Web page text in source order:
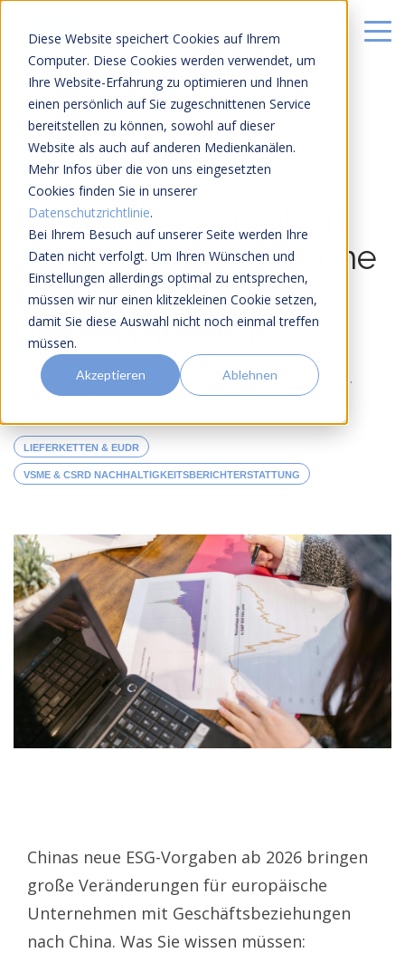
Diese Website speichert Cookies auf Ihrem
Computer. Diese Cookies werden verwendet, um
Ihre Website-Erfahrung zu optimieren und Ihnen
einen persönlich auf Sie zugeschnittenen Service
bereitstellen zu können, sowohl auf dieser
Website als auch auf anderen Medienkanälen.
Mehr Infos über die von uns eingesetzten
Cookies finden Sie in unserer
Datenschutzrichtlinie.
Bei Ihrem Besuch auf unserer Seite werden Ihre
Daten nicht verfolgt. Um Ihren Wünschen und
Einstellungen allerdings optimal zu entsprechen,
müssen wir nur einen klitzekleinen Cookie setzen,
damit Sie diese Auswahl nicht noch einmal treffen
müssen.
Akzeptieren Ablehnen
14 MIN LESEZEIT
China ESG-Vorgaben
2026: Was europäische
Unternehmen jetzt
planen müssen
Von Johannes Fiegenbaum am21.06.25 05:02 ·
Zuletzt aktualisiert 22. Juni 2026
LIEFERKETTEN & EUDR
VSME & CSRD NACHHALTIGKEITSBERICHTERSTATTUNG
Chinas neue ESG-Vorgaben ab 2026 bringen
große Veränderungen für europäische
Unternehmen mit Geschäftsbeziehungen
nach China. Was Sie wissen müssen: